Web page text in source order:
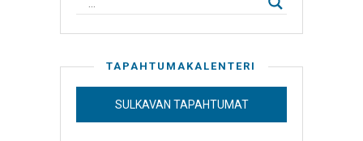
TAPAHTUMAKALENTERI
SULKAVAN TAPAHTUMAT